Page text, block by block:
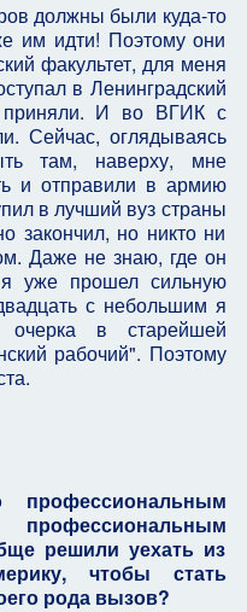
должны были куда-то
им идти! Поэтому они
факультет, для меня
в Ленинградский
приняли. И во ВГИК с
Сейчас, оглядываясь
там, наверху, мне
и отправили в армию
в лучший вуз страны
закончил, но никто ни
Даже не знаю, где он
уже прошел сильную
с небольшим я
в старейшей
рабочий". Поэтому
решили уехать из
чтобы стать
рода вызов?